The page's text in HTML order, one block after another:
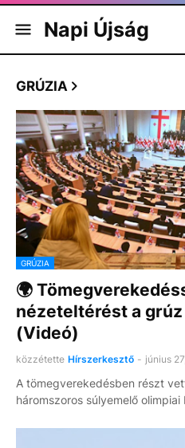
Napi Újság
GRÚZIA
GRÚZIA
🌍
nézeteltérést a
(Videó)
közzétette Hírszerkesztő - június
A tömegverekedésben részt
háromszoros súlyemelő